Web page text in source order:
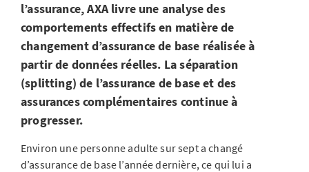
l’assurance, AXA livre une analyse des
comportements effectifs en matière de
changement d’assurance de base réalisée à
partir de données réelles. La séparation
(splitting) de l’assurance de base et des
assurances complémentaires continue à
progresser.
Environ une personne adulte sur sept a changé
d’assurance de base l’année dernière, ce qui lui a